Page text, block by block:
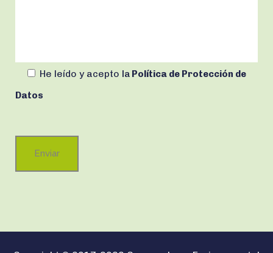
He leído y acepto la Política de Protección de
Datos